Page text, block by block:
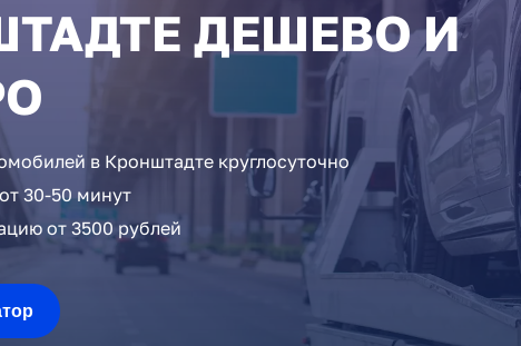
ДЕШЕВО И
в Кронштадте круглосуточно
30-50 минут
от 3500 рублей